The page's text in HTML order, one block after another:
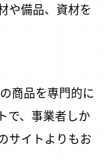
や備品、資材を
商品を専門的に
で、事業者しか
サイトよりもお